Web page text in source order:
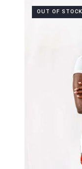
OUT OF STOCK